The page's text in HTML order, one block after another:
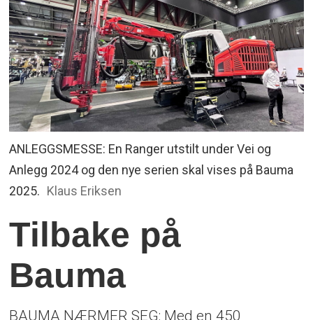
ANLEGGSMESSE: En Ranger utstilt under Vei og
Anlegg 2024 og den nye serien skal vises på Bauma
2025. Klaus Eriksen
Tilbake på
Bauma
BAUMA NÆRMER SEG: Med en 450